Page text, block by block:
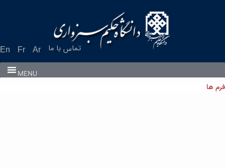
En Fr Ar تماس با ما
MENU
فرم ها